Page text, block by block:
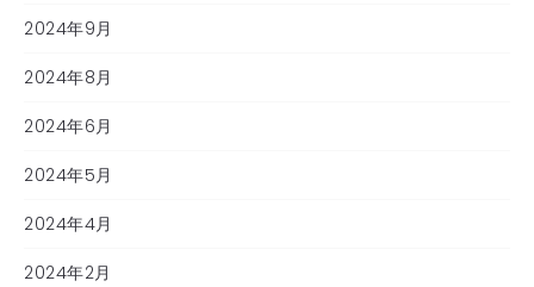
2024年9月
2024年8月
2024年6月
2024年5月
2024年4月
2024年2月